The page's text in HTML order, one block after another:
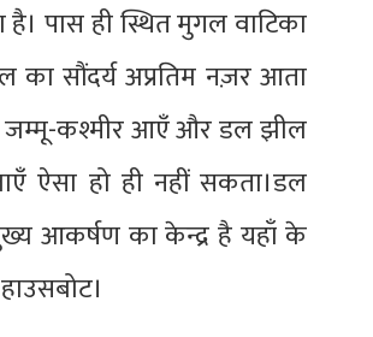
है। पास ही स्थित मुगल वाटिका
सौंदर्य अप्रतिम नज़र आता
जम्मू-कश्मीर आएँ और डल झील
ऐसा हो ही नहीं सकता।डल
आकर्षण का केन्द्र है यहाँ के